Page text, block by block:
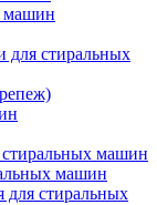
машин
стиральных
стиральных машин
машин
для стиральных